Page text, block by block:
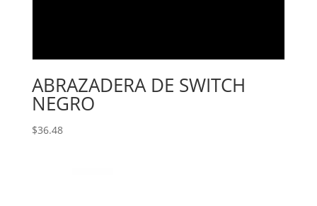
ABRAZADERA DE SWITCH
NEGRO
$36.48